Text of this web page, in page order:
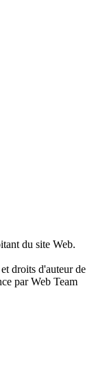
du site Web.
droits d'auteur de
par Web Team